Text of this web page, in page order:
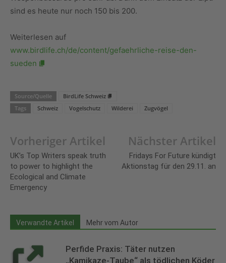
sind es heute nur noch 150 bis 200.
Weiterlesen auf
www.birdlife.ch/de/content/gefaehrliche-reise-den-
sueden
Source/Quelle
BirdLife Schweiz
Tags
Schweiz Vogelschutz Wilderei Zugvögel
Vorheriger Artikel
UK’s Top Writers speak truth
to power to highlight the
Ecological and Climate
Emergency
Nächster Artikel
Fridays For Future kündigt
Aktionstag für den 29.11. an
Verwandte Artikel Mehr vom Autor
Perfide Praxis: Täter nutzen
„Kamikaze-Taube“ als tödlichen Köder